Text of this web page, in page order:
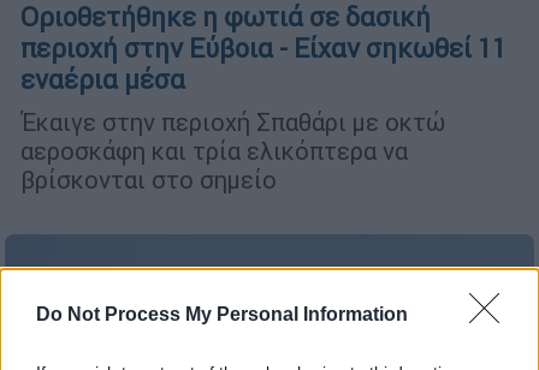
Do Not Process My Personal Information
Οριοθετήθηκε η φωτιά σε δασική
περιοχή στην Εύβοια - Είχαν σηκωθεί 11
εναέρια μέσα
Έκαιγε στην περιοχή Σπαθάρι με οκτώ
αεροσκάφη και τρία ελικόπτερα να
βρίσκονται στο σημείο